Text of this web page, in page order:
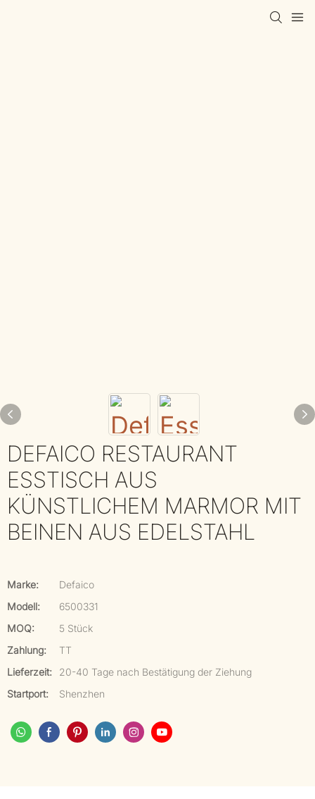
DEFAICO RESTAURANT
ESSTISCH AUS
KÜNSTLICHEM MARMOR MIT
BEINEN AUS EDELSTAHL
Marke:
Defaico
Modell:
6500331
MOQ:
5 Stück
Zahlung:
TT
Lieferzeit:
20-40 Tage nach Bestätigung der Ziehung
Startport:
Shenzhen